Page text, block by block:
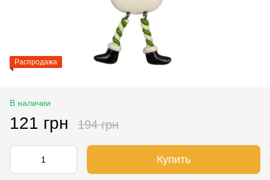
Распродажа
В наличии
121 грн 194 грн
Купить